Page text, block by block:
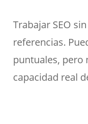
Trabajar SEO
referencias.
puntuales, pero
capacidad real